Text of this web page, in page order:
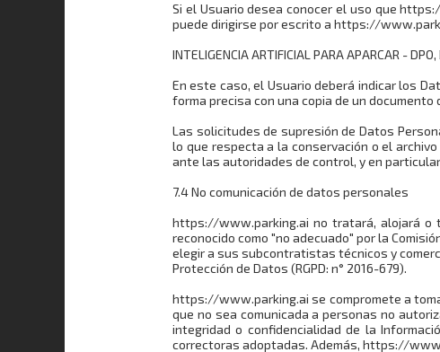
Si el Usuario desea conocer el uso que
puede dirigirse por escrito a https://
INTELIGENCIA ARTIFICIAL PARA APARCAR -
En este caso, el Usuario deberá indicar los
forma precisa con una copia de un documento
Las solicitudes de supresión de Datos
lo que respecta a la conservación o el
ante las autoridades de control, y en
7.4 No comunicación de datos personales
https://www.parking.ai no tratará, alojará o
reconocido como "no adecuado" por la
elegir a sus subcontratistas técnicos y
Protección de Datos (RGPD: n° 2016-679).
https://www.parking.ai se compromete a
que no sea comunicada a personas no
integridad o confidencialidad de la
correctoras adoptadas. Además, https://